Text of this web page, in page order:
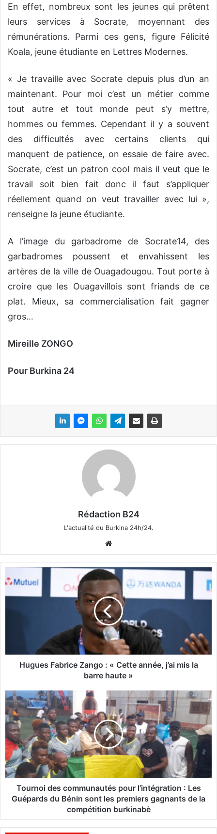
En effet, nombreux sont les jeunes qui prêtent
leurs services à Socrate, moyennant des
rémunérations. Parmi ces gens, figure Félicité
Koala, jeune étudiante en Lettres Modernes.
« Je travaille avec Socrate depuis plus d’un an
maintenant. Pour moi c’est un métier comme
tout autre et tout monde peut s’y mettre,
hommes ou femmes. Cependant il y a souvent
des difficultés avec certains clients qui
manquent de patience, on essaie de faire avec.
Socrate, c’est un patron cool mais il veut que le
travail soit bien fait donc il faut s’appliquer
réellement quand on veut travailler avec lui »,
renseigne la jeune étudiante.
A l’image du garbadrome de Socrate14, des
garbadromes poussent et envahissent les
artères de la ville de Ouagadougou. Tout porte à
croire que les Ouagavillois sont friands de ce
plat. Mieux, sa commercialisation fait gagner
gros…
Mireille ZONGO
Pour Burkina 24
Rédaction B24
L'actualité du Burkina 24h/24.
bsi
te
u
b
e
Z
a
n
g
o
:
«
C
a
Hugues Fabrice Zango : « Cette année, j’ai mis la
barre haute »
T
o
u
r
n
o
i
d
e
m
Tournoi des communautés pour l’intégration : Les
Guépards du Bénin sont les premiers gagnants de la
compétition burkinabè